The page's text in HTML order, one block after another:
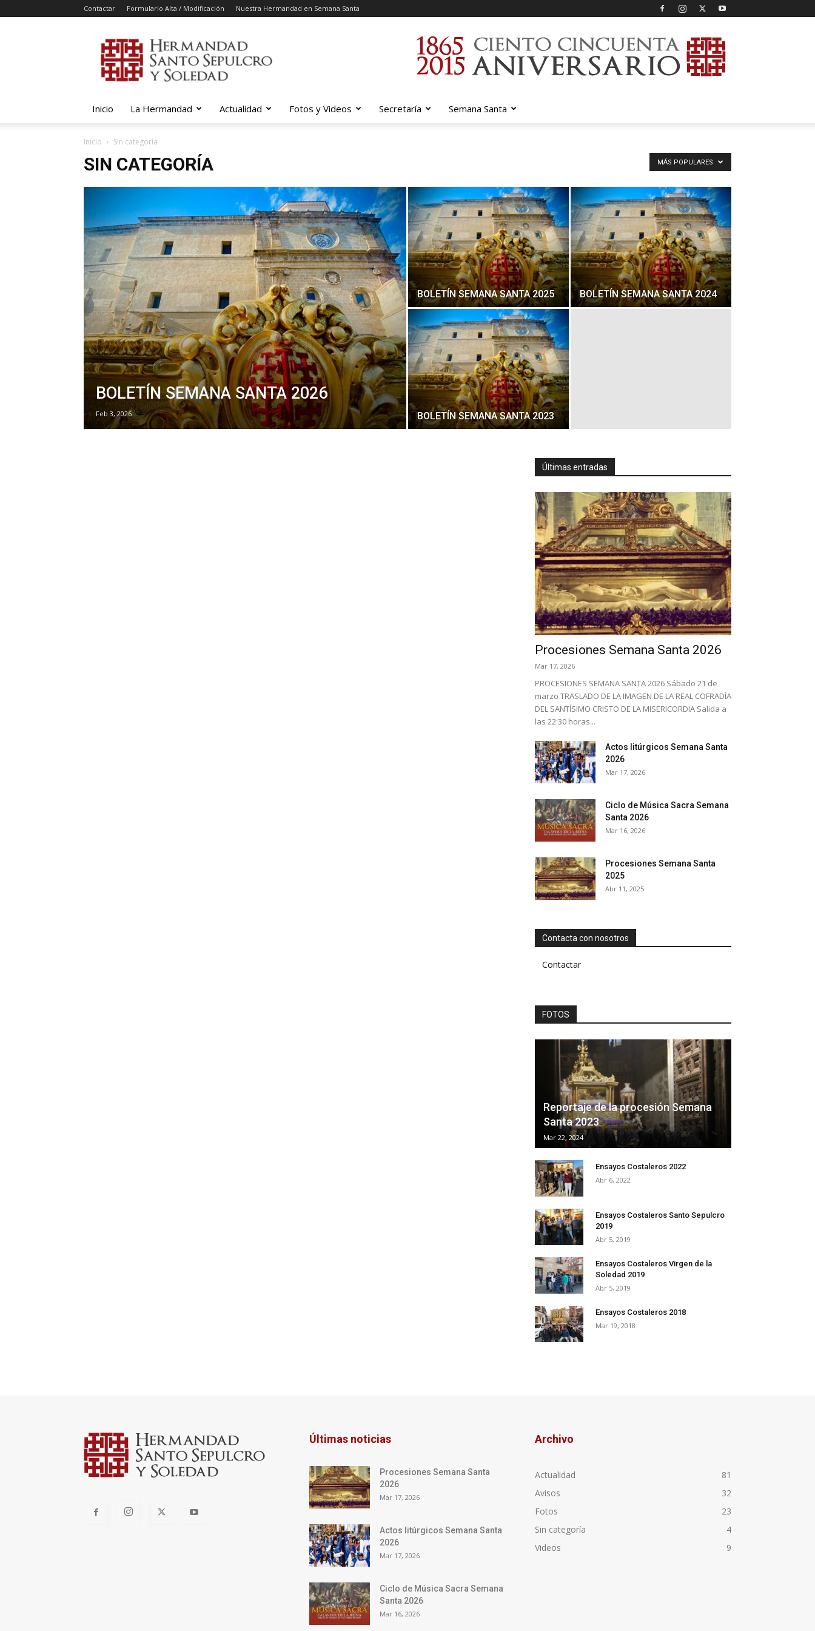
Contactar Formulario Alta / Modificación Nuestra Hermandad en Semana Santa
Cofradia
del
Santo
Sepulcro
Nuestra
Señora
Soledad
de
Reina,
Semana
Santa
en
Talavera
Inicio La Hermandad Actualidad Fotos y Videos Secretaría Semana Santa
Inicio Sin categoría
SIN CATEGORÍA MÁS POPULARES
BOLETÍN SEMANA SANTA 2026
Feb 3, 2026
BOLETÍN SEMANA SANTA 2025 BOLETÍN SEMANA SANTA 2024
BOLETÍN SEMANA SANTA 2023
Últimas entradas
Procesiones Semana Santa 2026
Mar 17, 2026
PROCESIONES SEMANA SANTA 2026 Sábado 21 de
marzo TRASLADO DE LA IMAGEN DE LA REAL COFRADÍA
DEL SANTÍSIMO CRISTO DE LA MISERICORDIA Salida a
las 22:30 horas...
Actos litúrgicos Semana Santa
2026
Mar 17, 2026
Ciclo de Música Sacra Semana
Santa 2026
Mar 16, 2026
Procesiones Semana Santa
2025
Abr 11, 2025
Contacta con nosotros
Contactar
FOTOS
Reportaje de la procesión Semana
Santa 2023
Mar 22, 2024
Ensayos Costaleros 2022
Abr 6, 2022
Ensayos Costaleros Santo Sepulcro
2019
Abr 5, 2019
Ensayos Costaleros Virgen de la
Soledad 2019
Abr 5, 2019
Ensayos Costaleros 2018
Mar 19, 2018
Últimas noticias
Procesiones Semana Santa
2026
Mar 17, 2026
Actos litúrgicos Semana Santa
2026
Mar 17, 2026
Ciclo de Música Sacra Semana
Santa 2026
Mar 16, 2026
Archivo
Actualidad
81
Avisos
32
Fotos
23
Sin categoría
4
Videos
9